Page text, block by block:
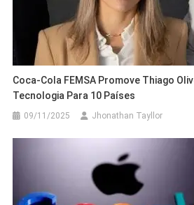
Coca-Cola FEMSA Promove Thiago
Tecnologia Para 10 Países
09/11/2025 Jhonathan Tayllor